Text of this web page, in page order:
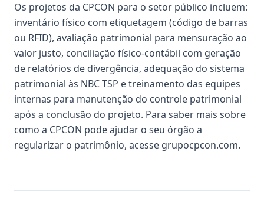
Os projetos da CPCON para o setor público incluem:
inventário físico com etiquetagem (código de barras
ou RFID), avaliação patrimonial para mensuração ao
valor justo, conciliação físico-contábil com geração
de relatórios de divergência, adequação do sistema
patrimonial às NBC TSP e treinamento das equipes
internas para manutenção do controle patrimonial
após a conclusão do projeto. Para saber mais sobre
como a CPCON pode ajudar o seu órgão a
regularizar o patrimônio, acesse grupocpcon.com.